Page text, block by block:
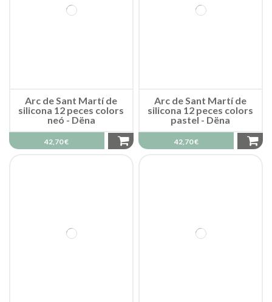
Arc de Sant Martí de
silicona 12 peces colors
neó - Dëna
42,70 €
Arc de Sant Martí de
silicona 12 peces colors
pastel - Dëna
42,70 €